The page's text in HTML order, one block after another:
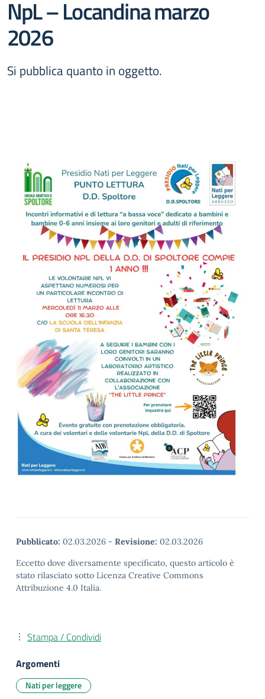
NpL – Locandina marzo
2026
Si pubblica quanto in oggetto.
Pubblicato: 02.03.2026 - Revisione: 02.03.2026
Eccetto dove diversamente specificato, questo articolo è
stato rilasciato sotto Licenza Creative Commons
Attribuzione 4.0 Italia.
Stampa / Condividi
Argomenti
Nati per leggere